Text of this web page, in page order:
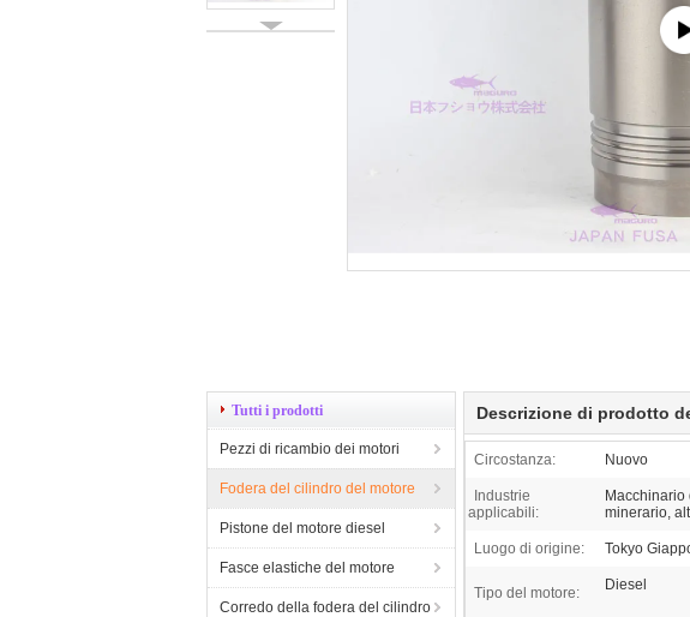
Tutti i prodotti
Pezzi di ricambio dei motori
Fodera del cilindro del motore
Pistone del motore diesel
Fasce elastiche del motore
Corredo della fodera del cilindro
Descrizione di prodotto
Circostanza: Nuovo
Industrie
applicabili:
minerario,
Luogo di origine: Tokyo
Tipo del motore: Diesel